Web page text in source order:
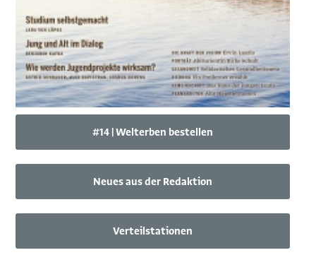
#14 | Welterben bestellen
Neues aus der Redaktion
Verteilstationen